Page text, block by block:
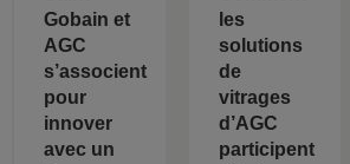
Gobain et
AGC
s’associent
pour
innover
avec un
les
solutions
de
vitrages
d’AGC
participent